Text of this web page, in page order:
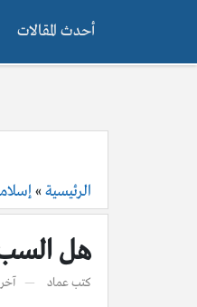
أحدث المقالات
الرئيسية »
هل السب
كتبعماد